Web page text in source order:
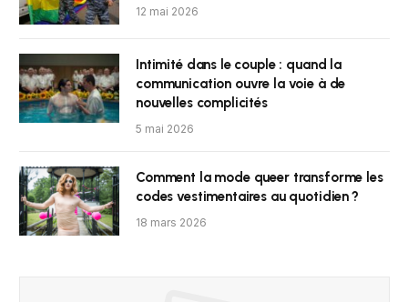
12 mai 2026
Intimité dans le couple : quand la
communication ouvre la voie à de
nouvelles complicités
5 mai 2026
Comment la mode queer transforme les
codes vestimentaires au quotidien ?
18 mars 2026